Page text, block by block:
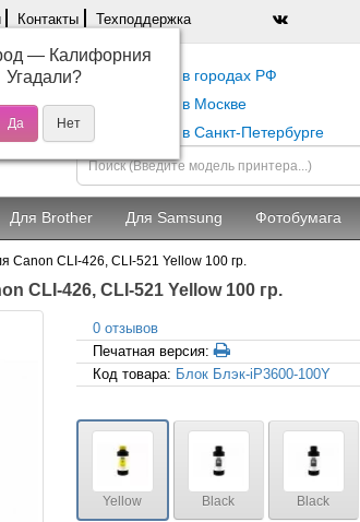
Контакты Техподдержка
Самовывоз в городах РФ
Самовывоз в Москве
Самовывоз в Санкт-Петербурге
Для Brother Для Samsung Фотобумага
Canon CLI-426, CLI-521 Yellow 100 гр.
CLI-426, CLI-521 Yellow 100 гр.
0 отзывов
Печатная версия:
Код товара: Блок Блэк-iP3600-100Y
Yellow Black Black
— Калифорния
Угадали?